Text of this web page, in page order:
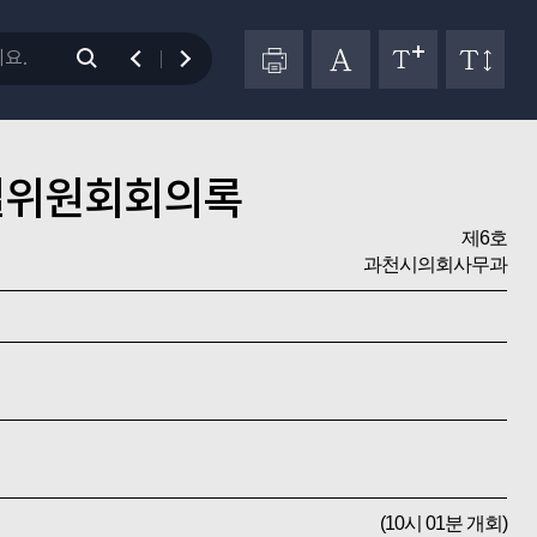
원회회의록
제6호
과천시의회사무과
(10시 01분 개회)